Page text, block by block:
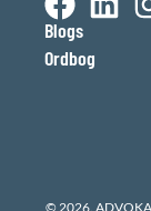
Blogs
Ordbog
© 2026.